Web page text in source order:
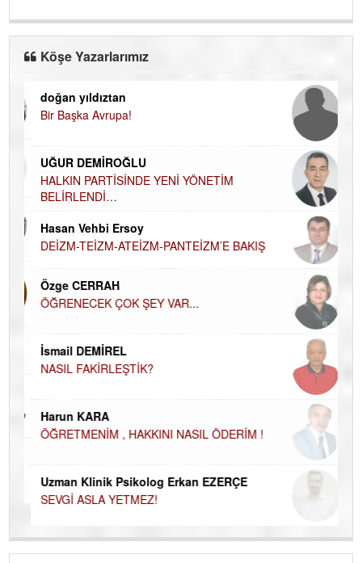
Köşe Yazarlarımız
doğan yıldıztan
Bir Başka Avrupa!
UĞUR DEMİROĞLU
HALKIN PARTİSİNDE YENİ YÖNETİM
BELİRLENDİ…
Hasan Vehbi Ersoy
DEİZM-TEİZM-ATEİZM-PANTEİZM’E BAKIŞ
Özge CERRAH
ÖĞRENECEK ÇOK ŞEY VAR...
İsmail DEMİREL
NASIL FAKİRLEŞTİK?
Harun KARA
ÖĞRETMENİM , HAKKINI NASIL ÖDERİM !
Uzman Klinik Psikolog Erkan EZERÇE
SEVGİ ASLA YETMEZ!